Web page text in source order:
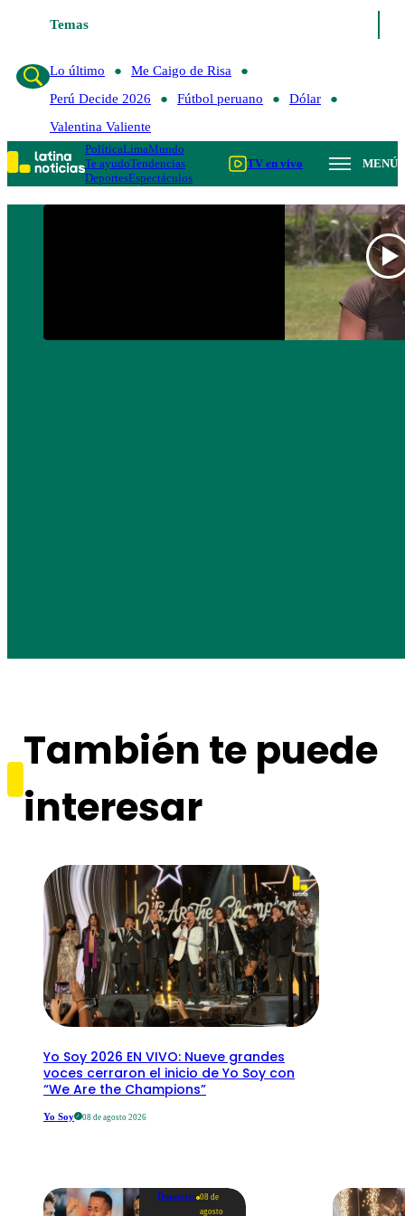
Temas
Lo último
Me Caigo de Risa
Perú Decide 2026
Fútbol peruano
Dólar
Valentina Valiente
PolíticaLimaMundo
Te ayudoTendencias
DeportesEspectáculos
TV en vivo MENÚ
También te puede
interesar
Yo Soy 2026 EN VIVO: Nueve grandes
voces cerraron el inicio de Yo Soy con
“We Are the Champions”
Yo Soy 08 de agosto 2026
Deportes 08 de
agosto